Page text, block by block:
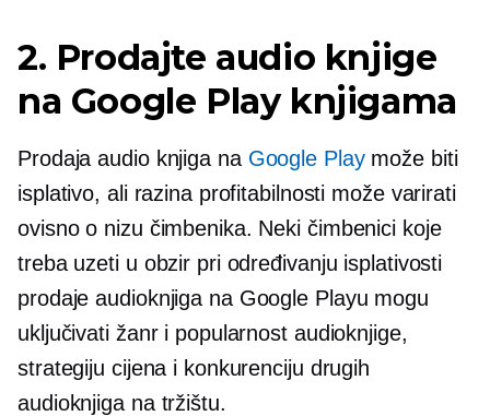
2. Prodajte audio knjige
na Google Play knjigama
Prodaja audio knjiga na Google Playmože biti
isplativo, ali razina profitabilnosti može varirati
ovisno o nizu čimbenika. Neki čimbenici koje
treba uzeti u obzir pri određivanju isplativosti
prodaje audioknjiga na Google Playu mogu
uključivati ​​žanr i popularnost audioknjige,
strategiju cijena i konkurenciju drugih
audioknjiga na tržištu.